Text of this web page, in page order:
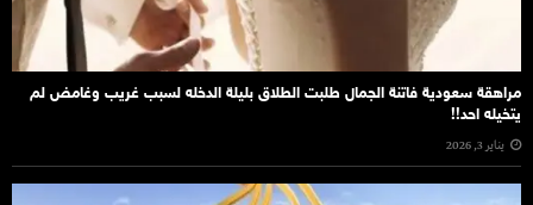
مراهقة سعودية فاتنة الجمال طلبت الطلاق بليلة الدخله لسبب غريب وغامض لم
يتخيله احد!!
يناير 3, 2026